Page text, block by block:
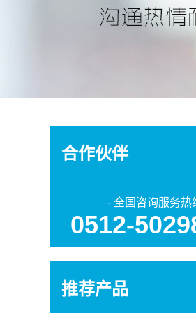
合作伙伴
- 全国咨询服务热
0512-
推荐产品